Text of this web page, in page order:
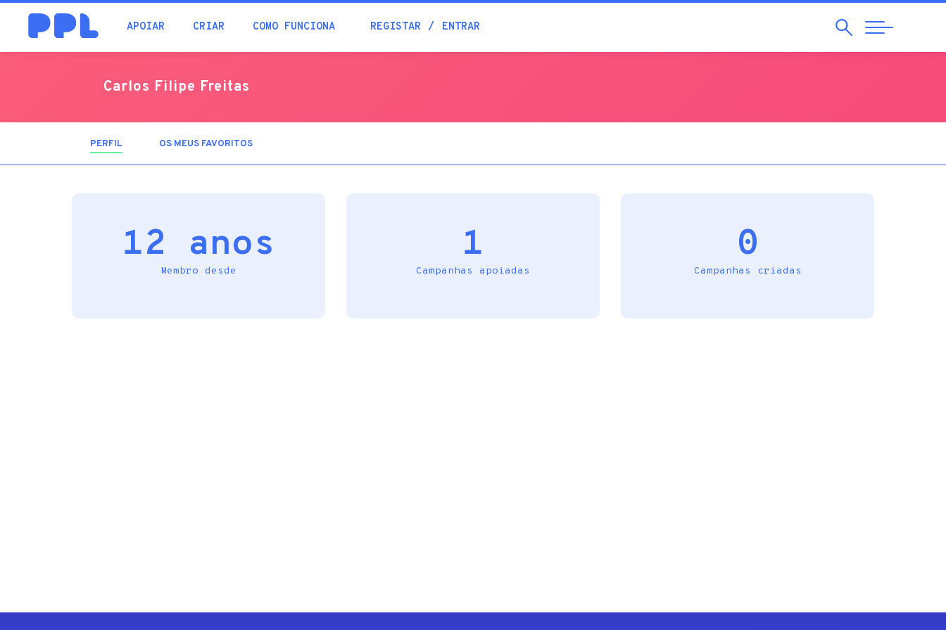
APOIAR CRIAR COMO FUNCIONA REGISTAR ENTRAR Pesquisar
Abrir
Navegação
procura
Carlos Filipe Freitas
PERFIL (SEPARADOROS MEUS FAVORITOS
12 anos
Membro desde
1
Campanhas apoiadas
0
Campanhas criadas